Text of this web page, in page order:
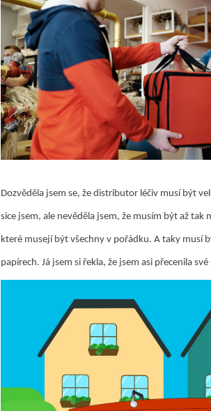
Dozvěděla jsem se, že distributor léčiv musí být
sice jsem, ale nevěděla jsem, že musím být až
které musejí být všechny v pořádku. A taky musí
papírech. Já jsem si řekla, že jsem asi přecenila